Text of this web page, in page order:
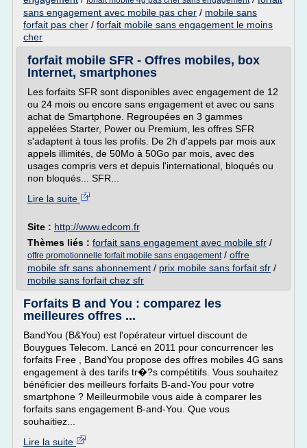
sans engagement avec mobile pas cher / mobile sans
forfait pas cher / forfait mobile sans engagement le moins
cher
forfait mobile SFR - Offres mobiles, box
Internet, smartphones
Les forfaits SFR sont disponibles avec engagement de 12
ou 24 mois ou encore sans engagement et avec ou sans
achat de Smartphone. Regroupées en 3 gammes
appelées Starter, Power ou Premium, les offres SFR
s'adaptent à tous les profils. De 2h d'appels par mois aux
appels illimités, de 50Mo à 50Go par mois, avec des
usages compris vers et depuis l'international, bloqués ou
non bloqués... SFR...
Lire la suite
Site : http://www.edcom.fr
Thèmes liés : forfait sans engagement avec mobile sfr /
offre promotionnelle forfait mobile sans engagement/ offre
mobile sfr sans abonnement / prix mobile sans forfait sfr /
mobile sans forfait chez sfr
Forfaits B and You : comparez les
meilleures offres ...
BandYou (B&You) est l'opérateur virtuel discount de
Bouygues Telecom. Lancé en 2011 pour concurrencer les
forfaits Free , BandYou propose des offres mobiles 4G sans
engagement à des tarifs tr�?s compétitifs. Vous souhaitez
bénéficier des meilleurs forfaits B-and-You pour votre
smartphone ? Meilleurmobile vous aide à comparer les
forfaits sans engagement B-and-You. Que vous
souhaitiez...
Lire la suite